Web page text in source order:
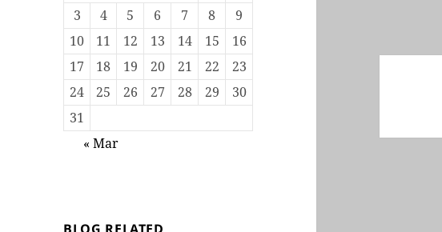
3
4 5 6 7 8
9
10
11 12 13 14 15
16
17
18 19 20 21 22
23
24
25 26 27 28 29
30
31
« Mar